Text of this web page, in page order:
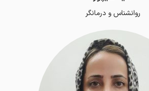
روانشناس و درمانگر